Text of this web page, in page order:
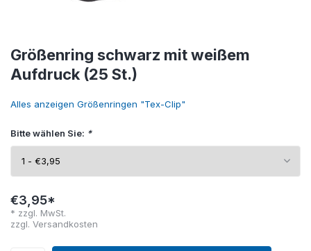
Größenring schwarz mit weißem
Aufdruck (25 St.)
Alles anzeigen Größenringen "Tex-Clip"
Bitte wählen Sie: *
€3,95*
* zzgl. MwSt.
zzgl. Versandkosten